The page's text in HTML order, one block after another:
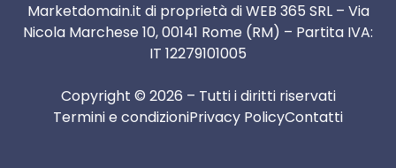
Marketdomain.it di proprietà di WEB 365 SRL – Via
Nicola Marchese 10, 00141 Rome (RM) – Partita IVA:
IT 12279101005
Copyright © 2026 – Tutti i diritti riservati
Termini e condizioniPrivacy PolicyContatti